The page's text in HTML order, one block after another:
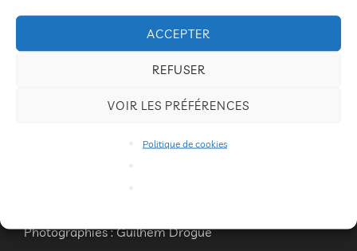
ACCEPTER
REFUSER
VOIR LES PRÉFÉRENCES
Politique de cookies
26 mars 2018
Les commentaires sont
Photographies : Guilhem Drogue